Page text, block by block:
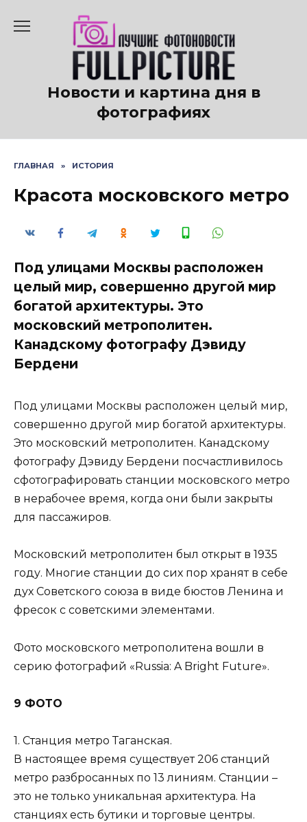
содержанию
Новости и картина дня в
фотографиях
ГЛАВНАЯ » ИСТОРИЯ
Красота московского метро
Под улицами Москвы расположен
целый мир, совершенно другой мир
богатой архитектуры. Это
московский метрополитен.
Канадскому фотографу Дэвиду
Бердени
Под улицами Москвы расположен целый мир,
совершенно другой мир богатой архитектуры.
Это московский метрополитен. Канадскому
фотографу Дэвиду Бердени посчастливилось
сфотографировать станции московского метро
в нерабочее время, когда они были закрыты
для пассажиров.
Московский метрополитен был открыт в 1935
году. Многие станции до сих пор хранят в себе
дух Советского союза в виде бюстов Ленина и
фресок с советскими элементами.
Фото московского метрополитена вошли в
серию фотографий «Russia: A Bright Future».
9 ФОТО
1. Станция метро Таганская.
В настоящее время существует 206 станций
метро разбросанных по 13 линиям. Станции –
это не только уникальная архитектура. На
станциях есть бутики и торговые центры.